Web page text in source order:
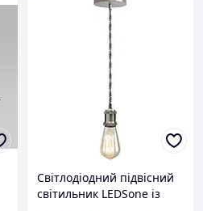
Світлодіодний підвісний
світильник LEDSone із